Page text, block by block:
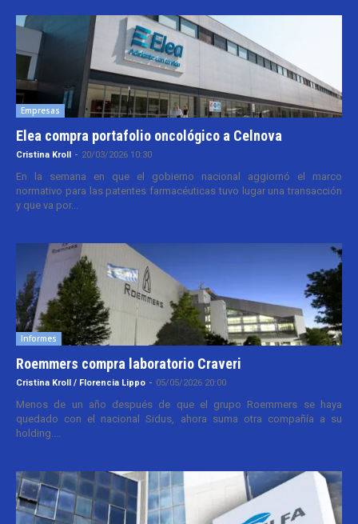
Empresas
Elea compra portafolio oncológico a Celnova
Cristina Kroll - 20/03/2026 10:30
En la semana en que el gobierno nacional aggiornó el marco
normativo para las patentes farmacéuticas tuvo lugar una transacción
y que va por...
Informes
Roemmers compra laboratorio Craveri
Cristina Kroll / Florencia Lippo - 05/05/2026 20:00
Menos de un año después de que el grupo Roemmers se haya
quedado con el nacional Sidus, ahora suma otra compañía a su
holding....